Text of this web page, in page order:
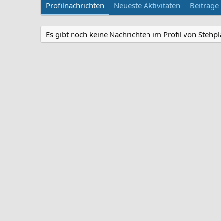
Profilnachrichten Neueste Aktivitäten Beiträge
Es gibt noch keine Nachrichten im Profil von